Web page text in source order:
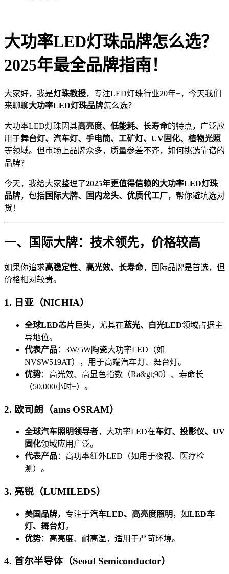
大功率LED灯珠品牌怎么选？
2025年最全品牌指南！
大家好，我是灯珠教授，专注LED灯珠行业20年+，今天我们
来聊聊大功率LED灯珠品牌怎么选？
大功率LED灯珠因其高亮度、低能耗、长寿命的特点，广泛应
用于舞台灯、汽车灯、手电筒、工矿灯、UV固化、植物光照
等领域。但市场上品牌众多，质量参差不齐，如何挑选靠谱的
品牌？
今天，我给大家整理了2025年更值得信赖的大功率LED灯珠
品牌，包括国际大牌、国内龙头、优质代工厂，帮你避坑选对
货！
一、国际大牌：技术领先，价格较高
如果你追求高稳定性、高光效、长寿命，国际品牌是首选，但
价格相对较贵。
1. 日亚（NICHIA）
全球LED芯片巨头，尤其在蓝光、白光LED领域占据主
导地位。
代表产品：3W/5W陶瓷大功率LED（如
NVSW519AT），用于高端汽车灯、舞台灯。
优势：高光效、高显色指数（Ra&gt;90）、寿命长
（50,000小时+）。
2. 欧司朗（ams OSRAM）
全球汽车照明领导者，大功率LED在车灯、投影仪、UV
固化领域应用广泛。
代表产品：高功率红外LED（如用于夜视、医疗检
测）。
3. 亮锐（LUMILEDS）
美国品牌，专注于汽车LED、高亮度照明 ，如LED车
灯、舞台灯。
优势：高亮度、耐高温，适用于严苛环境。
4. 首尔半导体（Seoul Semiconductor）